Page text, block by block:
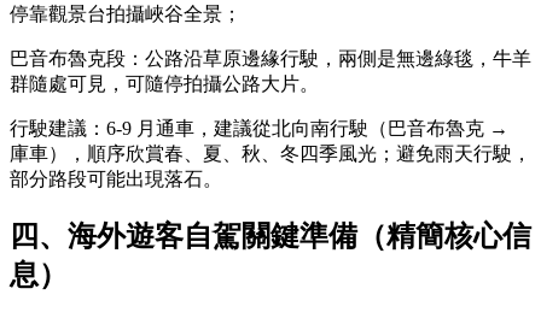
停靠觀景台拍攝峽谷全景；
巴音布魯克段：公路沿草原邊緣行駛，兩側是無邊綠毯，牛羊
群隨處可見，可隨停拍攝公路大片。
行駛建議：6-9 月通車，建議從北向南行駛（巴音布魯克 →
庫車），順序欣賞春、夏、秋、冬四季風光；避免雨天行駛，
部分路段可能出現落石。
四、海外遊客自駕關鍵準備（精簡核心信
息）